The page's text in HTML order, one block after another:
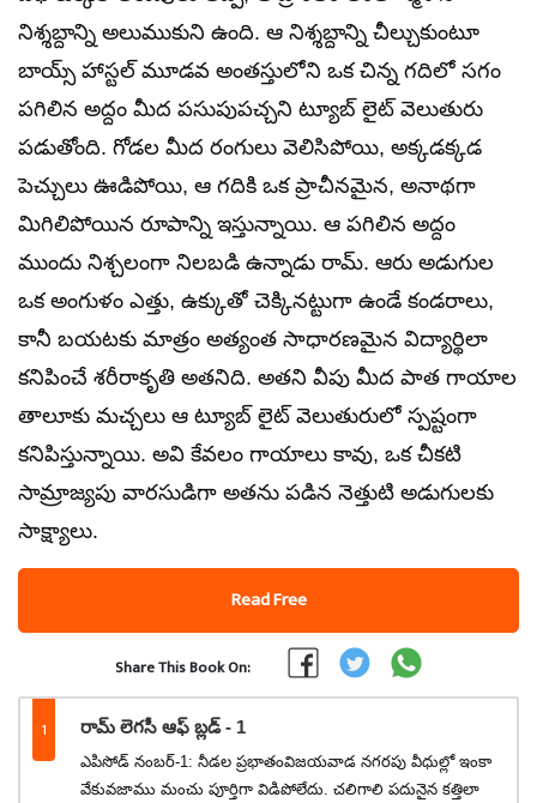
నిశ్శబ్దాన్ని అలుముకుని ఉంది. ఆ నిశ్శబ్దాన్ని చీల్చుకుంటూ
బాయ్స్ హాస్టల్ మూడవ అంతస్తులోని ఒక చిన్న గదిలో సగం
పగిలిన అద్దం మీద పసుపుపచ్చని ట్యూబ్ లైట్ వెలుతురు
పడుతోంది. గోడల మీద రంగులు వెలిసిపోయి, అక్కడక్కడ
పెచ్చులు ఊడిపోయి, ఆ గదికి ఒక ప్రాచీనమైన, అనాథగా
మిగిలిపోయిన రూపాన్ని ఇస్తున్నాయి. ఆ పగిలిన అద్దం
ముందు నిశ్చలంగా నిలబడి ఉన్నాడు రామ్. ఆరు అడుగుల
ఒక అంగుళం ఎత్తు, ఉక్కుతో చెక్కినట్టుగా ఉండే కండరాలు,
కానీ బయటకు మాత్రం అత్యంత సాధారణమైన విద్యార్థిలా
కనిపించే శరీరాకృతి అతనిది. అతని వీపు మీద పాత గాయాల
తాలూకు మచ్చలు ఆ ట్యూబ్ లైట్ వెలుతురులో స్పష్టంగా
కనిపిస్తున్నాయి. అవి కేవలం గాయాలు కావు, ఒక చీకటి
సామ్రాజ్యపు వారసుడిగా అతను పడిన నెత్తుటి అడుగులకు
సాక్ష్యాలు.
Read Free
Share This Book On:
1 రామ్ లెగసీ ఆఫ్ బ్లడ్ - 1
ఎపిసోడ్ నంబర్-1: నీడల ప్రభాతంవిజయవాడ నగరపు వీధుల్లో ఇంకా
వేకువజాము మంచు పూర్తిగా విడిపోలేదు. చలిగాలి పదునైన కత్తిలా